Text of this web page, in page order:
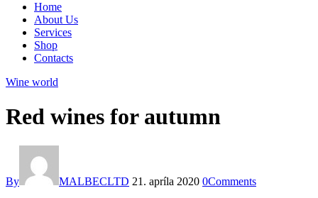
Home
About Us
Services
Shop
Contacts
facebook-
twitter-
dribble-
instagram
Wine world
Red wines for autumn
By MALBECLTD 21. apríla 2020 0Comments